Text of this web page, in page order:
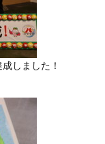
しました！